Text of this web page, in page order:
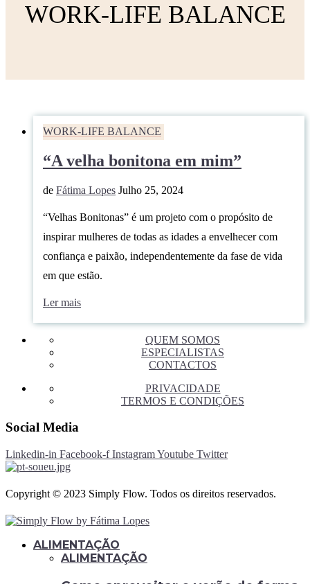
WORK-LIFE BALANCE
WORK-LIFE BALANCE
“A velha bonitona em mim”
de Fátima Lopes Julho 25, 2024
“Velhas Bonitonas” é um projeto com o propósito de
inspirar mulheres de todas as idades a envelhecer com
confiança e paixão, independentemente da fase de vida
em que estão.
Ler mais
QUEM SOMOS
ESPECIALISTAS
CONTACTOS
PRIVACIDADE
TERMOS E CONDIÇÕES
Social Media
Linkedin-in Facebook-f InstagramYoutube Twitter
Copyright © 2023 Simply Flow. Todos os direitos reservados.
ALIMENTAÇÃO
ALIMENTAÇÃO